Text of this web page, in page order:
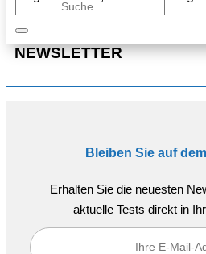
NEWSLETTER
Bleiben Sie auf
Erhalten Sie die neuesten
aktuelle Tests direkt in